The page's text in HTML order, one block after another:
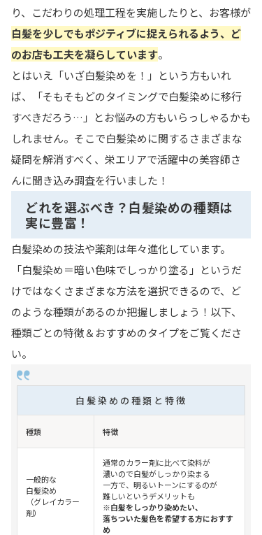
り、こだわりの処理工程を実施したりと、お客様が
白髪を少しでもポジティブに捉えられるよう、ど
のお店も工夫を凝らしています。
とはいえ「いざ白髪染めを！」という方もいれ
ば、「そもそもどのタイミングで白髪染めに移行
すべきだろう…」とお悩みの方もいらっしゃるかも
しれません。そこで白髪染めに関するさまざまな
疑問を解消すべく、栄エリアで活躍中の美容師さ
んに聞き込み調査を行いました！
どれを選ぶべき？白髪染めの種類は
実に豊富！
白髪染めの技法や薬剤は年々進化しています。
「白髪染め＝暗い色味でしっかり塗る」というだ
けではなくさまざまな方法を選択できるので、ど
のような種類があるのか把握しましょう！以下、
種類ごとの特徴＆おすすめのタイプをご覧くださ
い。
白髪染めの種類と特徴
種類 特徴
一般的な
白髪染め
（グレイカラー
剤）
通常のカラー剤に比べて染料が
濃いので白髪がしっかり染まる
一方で、明るいトーンにするのが
難しいというデメリットも
※白髪をしっかり染めたい、
落ちついた髪色を希望する方におすす
め